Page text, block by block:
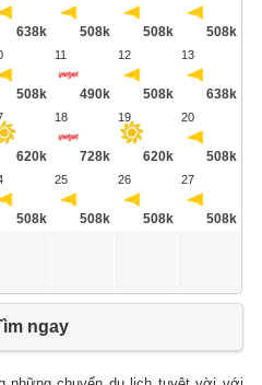
638k 508k 508k 508k
508k
11
490k
12
508k
13
638k
620k
18
728k
19
620k
20
508k
508k
25
508k
26
508k
27
508k
ngay